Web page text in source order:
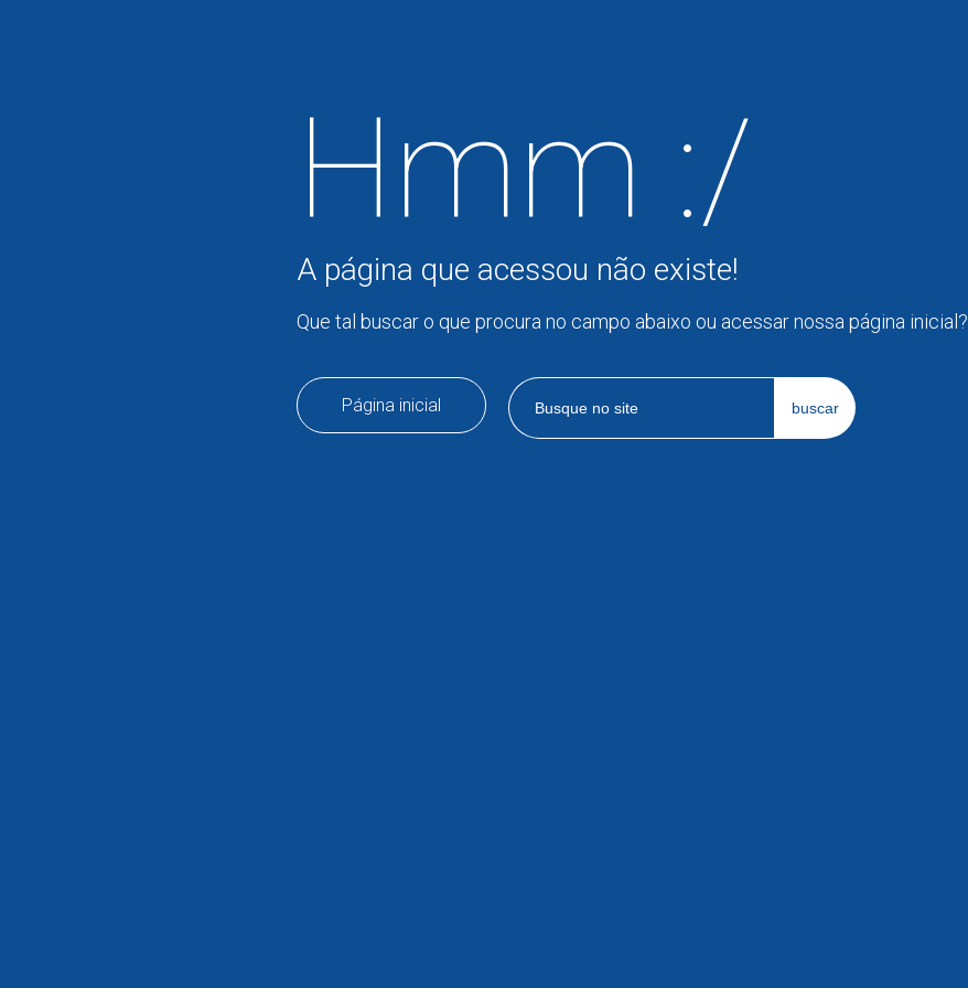
Hmm :/
A página que acessou não existe!
Que tal buscar o que procura no campo abaixo ou acessar nossa página inicial?
Página inicial